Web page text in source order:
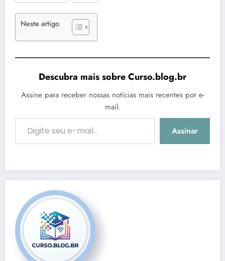
Neste artigo
Descubra mais sobre Curso.blog.br
Assine para receber nossas notícias mais recentes por e-
mail.
Digite seu e-mail…
Assinar